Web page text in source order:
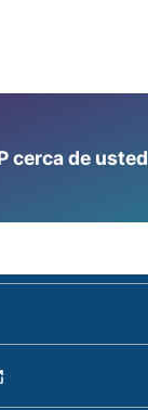
cerca de usted